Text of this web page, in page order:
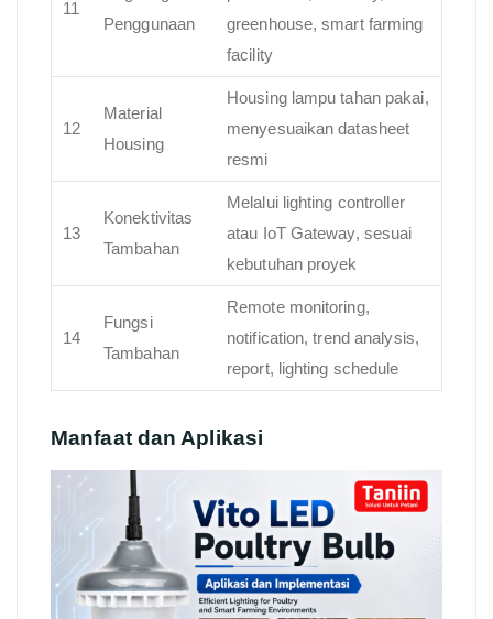
11
Penggunaan
greenhouse, smart farming
facility
12
Material
Housing
Housing lampu tahan pakai,
menyesuaikan datasheet
resmi
13
Konektivitas
Tambahan
Melalui lighting controller
atau IoT Gateway, sesuai
kebutuhan proyek
14
Fungsi
Tambahan
Remote monitoring,
notification, trend analysis,
report, lighting schedule
Manfaat dan Aplikasi